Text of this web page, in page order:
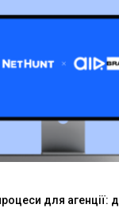
для агенції: